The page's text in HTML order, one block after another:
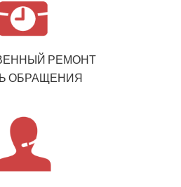
РЕМОНТ
ОБРАЩЕНИЯ